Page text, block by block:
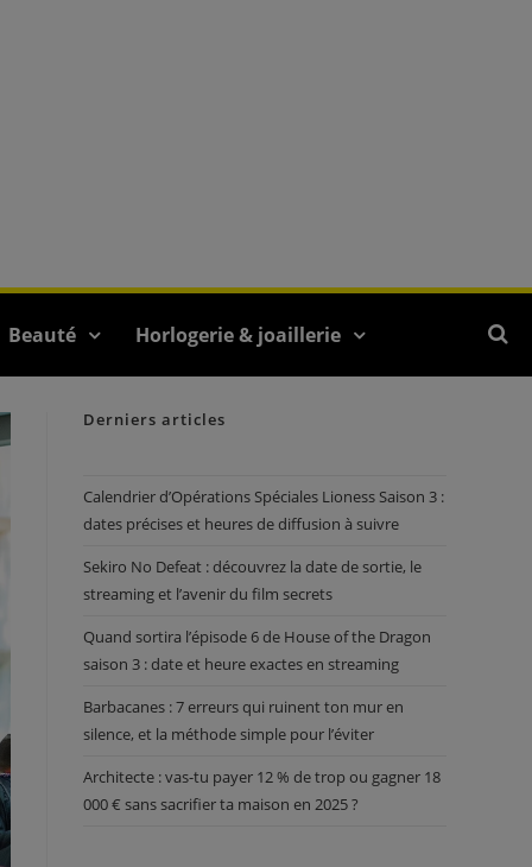
Beauté Horlogerie & joaillerie
Derniers articles
Calendrier d’Opérations Spéciales Lioness Saison 3 :
dates précises et heures de diffusion à suivre
Sekiro No Defeat : découvrez la date de sortie, le
streaming et l’avenir du film secrets
Quand sortira l’épisode 6 de House of the Dragon
saison 3 : date et heure exactes en streaming
Barbacanes : 7 erreurs qui ruinent ton mur en
silence, et la méthode simple pour l’éviter
Architecte : vas-tu payer 12 % de trop ou gagner 18
000 € sans sacrifier ta maison en 2025 ?